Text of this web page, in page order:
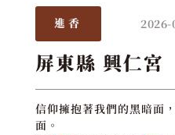
進香 2026-
屏東縣 興仁宮
信仰擁抱著我們的黑暗面
面。